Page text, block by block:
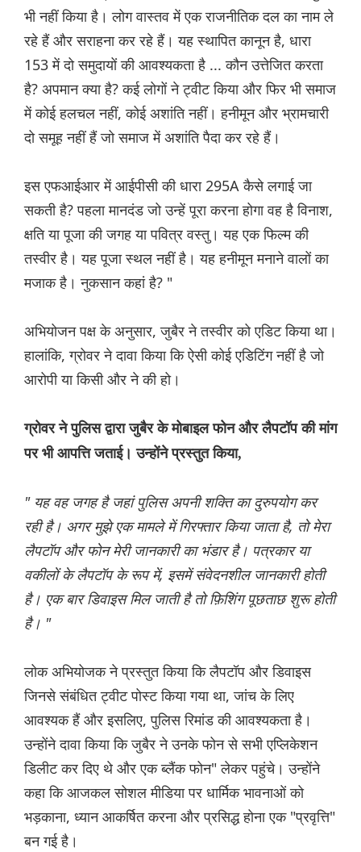
भी नहीं किया है। लोग वास्तव में एक राजनीतिक दल का नाम ले
रहे हैं और सराहना कर रहे हैं। यह स्थापित कानून है, धारा
153 में दो समुदायों की आवश्यकता है ... कौन उत्तेजित करता
है? अपमान क्या है? कई लोगों ने ट्वीट किया और फिर भी समाज
में कोई हलचल नहीं, कोई अशांति नहीं। हनीमून और भ्रामचारी
दो समूह नहीं हैं जो समाज में अशांति पैदा कर रहे हैं।
इस एफआईआर में आईपीसी की धारा 295A कैसे लगाई जा
सकती है? पहला मानदंड जो उन्हें पूरा करना होगा वह है विनाश,
क्षति या पूजा की जगह या पवित्र वस्तु। यह एक फिल्म की
तस्वीर है। यह पूजा स्थल नहीं है। यह हनीमून मनाने वालों का
मजाक है। नुकसान कहां है? "
अभियोजन पक्ष के अनुसार, जुबैर ने तस्वीर को एडिट किया था।
हालांकि, ग्रोवर ने दावा किया कि ऐसी कोई एडिटिंग नहीं है जो
आरोपी या किसी और ने की हो।
ग्रोवर ने पुलिस द्वारा जुबैर के मोबाइल फोन और लैपटॉप की मांग
पर भी आपत्ति जताई। उन्होंने प्रस्तुत किया,
" यह वह जगह है जहां पुलिस अपनी शक्ति का दुरुपयोग कर
रही है। अगर मुझे एक मामले में गिरफ्तार किया जाता है, तो मेरा
लैपटॉप और फोन मेरी जानकारी का भंडार है। पत्रकार या
वकीलों के लैपटॉप के रूप में, इसमें संवेदनशील जानकारी होती
है। एक बार डिवाइस मिल जाती है तो फ़िशिंग पूछताछ शुरू होती
है। "
लोक अभियोजक ने प्रस्तुत किया कि लैपटॉप और डिवाइस
जिनसे संबंधित ट्वीट पोस्ट किया गया था, जांच के लिए
आवश्यक हैं और इसलिए, पुलिस रिमांड की आवश्यकता है।
उन्होंने दावा किया कि जुबैर ने उनके फोन से सभी एप्लिकेशन
डिलीट कर दिए थे और एक ब्लैंक फोन" लेकर पहुंचे। उन्होंने
कहा कि आजकल सोशल मीडिया पर धार्मिक भावनाओं को
भड़काना, ध्यान आकर्षित करना और प्रसिद्ध होना एक "प्रवृत्ति"
बन गई है।